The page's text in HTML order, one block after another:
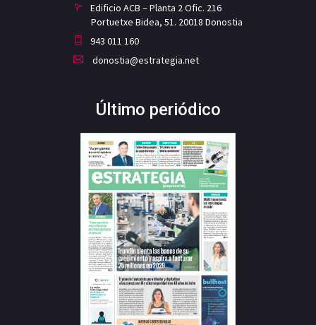
Edificio ACB – Planta 2 Ofic. 216
Portuetxe Bidea, 51. 20018 Donostia
943 011 160
donostia@estrategia.net
Último periódico